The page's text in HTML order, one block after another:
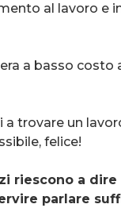
al lavoro e
a basso
trovare un
felice!
riescono a
parlare